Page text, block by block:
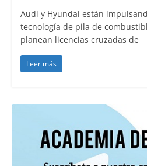
Audi y Hyundai están
tecnología de pila de
planean licencias cruzadas de
Leer más